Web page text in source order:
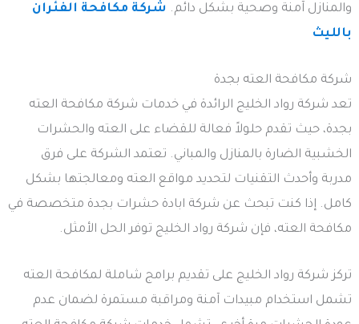
والمنازل آمنة وصحية بشكل دائم. شركة مكافحة الفئران
بالليث
شركة مكافحة العته بجدة
تعد شركة رواد الخليج الرائدة في خدمات شركة مكافحة العته
بجدة، حيث تقدم حلولاً فعالة للقضاء على العته والحشرات
الخشبية الضارة بالمنازل والمباني. تعتمد الشركة على فرق
مدربة وأحدث التقنيات لتحديد مواقع العته ومعالجتها بشكل
كامل. إذا كنت تبحث عن شركة ابادة حشرات بجدة متخصصة في
مكافحة العته، فإن شركة رواد الخليج توفر الحل الأمثل.
تركز شركة رواد الخليج على تقديم برامج شاملة لمكافحة العته
تشمل استخدام مبيدات آمنة ومراقبة مستمرة لضمان عدم